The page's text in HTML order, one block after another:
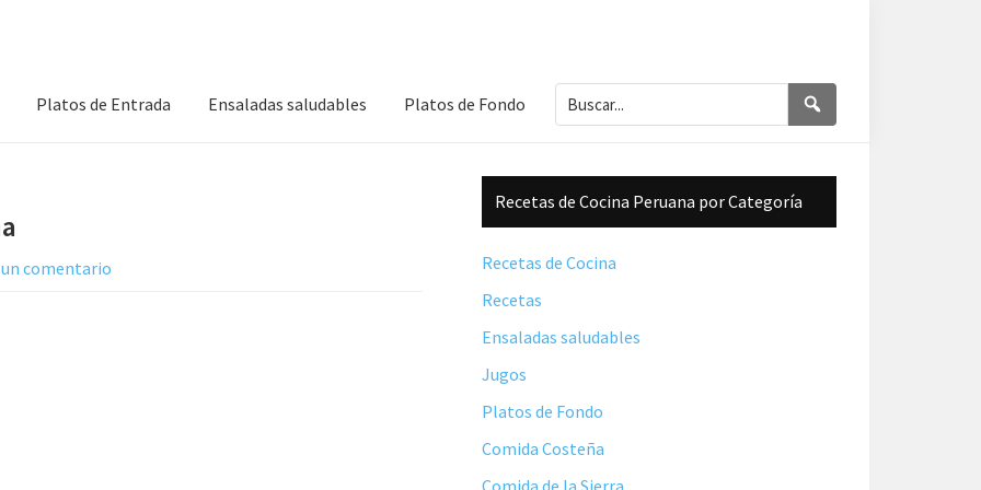
Platos de Entrada Ensaladas saludables Platos de Fondo Buscar...
comentario
Barra
lateral
principal
Recetas de Cocina Peruana por Categoría
Recetas de Cocina
Recetas
Ensaladas saludables
Jugos
Platos de Fondo
Comida Costeña
Comida de la Sierra